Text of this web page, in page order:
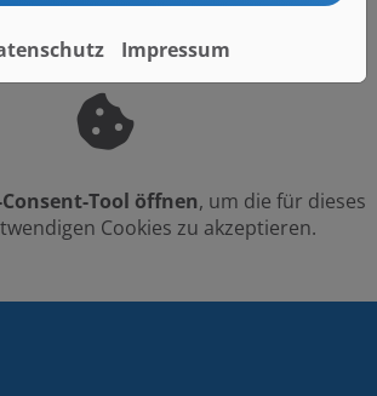
Tool öffnen, um die für dieses
Cookies zu akzeptieren.
Impressum